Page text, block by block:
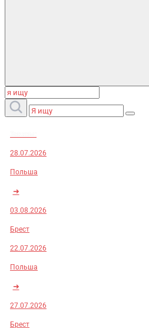
28.07.2026
Польша
➜
03.08.2026
Брест
22.07.2026
Польша
➜
27.07.2026
Брест